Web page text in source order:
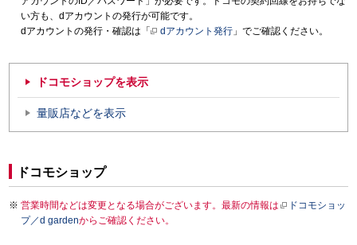
い方も、dアカウントの発行が可能です。
dアカウントの発行・確認は「
dアカウント発行 」でご確認ください。
ドコモショップを表示
量販店などを表示
ドコモショップ
営業時間などは変更となる場合がございます。最新の情報は
ドコモショッ
プ／d gardenからご確認ください。